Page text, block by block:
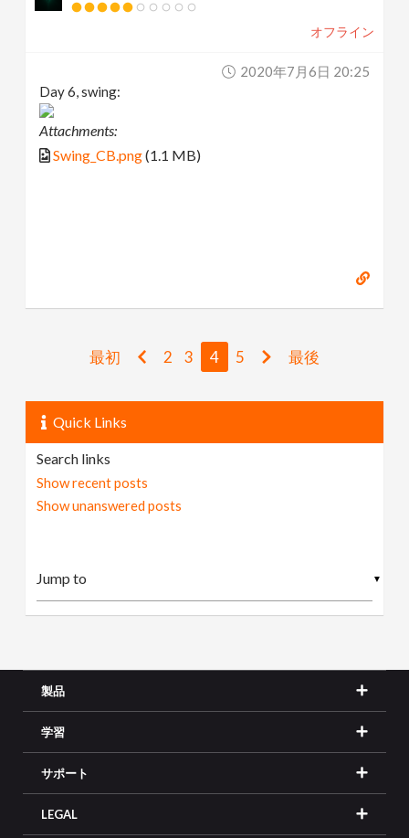
オフライン
2020年7月6日 20:25
Day 6, swing:
Attachments:
Swing_CB.png(1.1 MB)
最初 2 3 4 5 最後
Quick Links
Search links
Show recent posts
Show unanswered posts
▼
製品
学習
サポート
LEGAL